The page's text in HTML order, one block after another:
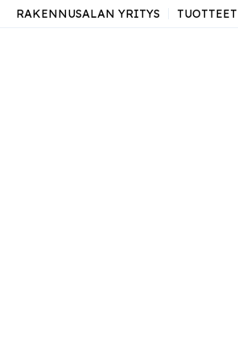
RAKENNUSALAN YRITYS TUOTTEET